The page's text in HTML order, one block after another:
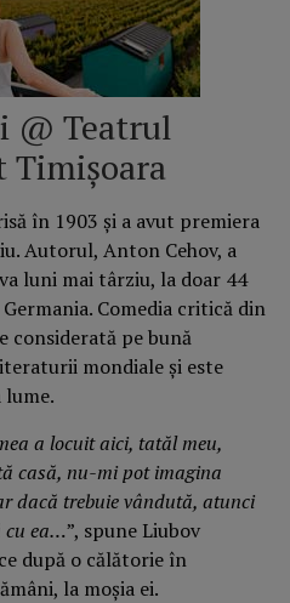
@ Teatrul
Timișoara
în 1903 și a avut premiera
Autorul, Anton Cehov, a
luni mai târziu, la doar 44
Comedia critică din
considerată pe bună
mondiale și este
a locuit aici, tatăl meu,
casă, nu-mi pot imagina
dacă trebuie vândută, atunci
cu ea…”, spune Liubov
după o călătorie în
la moșia ei.